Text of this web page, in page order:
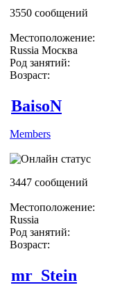
3550 сообщений
Местоположение:
Russia Москва
Род занятий:
Возраст:
BaisoN
Members
3447 сообщений
Местоположение:
Russia
Род занятий:
Возраст:
mr_Stein